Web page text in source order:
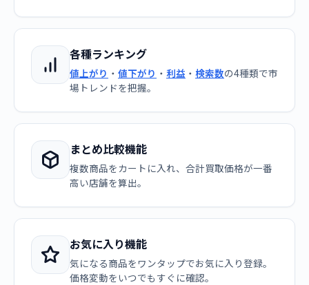
各種ランキング
値上がり ・ 値下がり ・ 利益 ・ 検索数の4種類で市
場トレンドを把握。
まとめ比較機能
複数商品をカートに入れ、合計買取価格が一番
高い店舗を算出。
お気に入り機能
気になる商品をワンタップでお気に入り登録。
価格変動をいつでもすぐに確認。